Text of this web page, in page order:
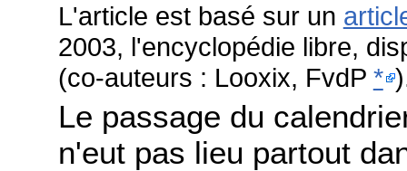
L'article est basé sur un
2003, l'encyclopédie libre,
(co-auteurs : Looxix, FvdP *
Le passage du
n'eut pas lieu partout